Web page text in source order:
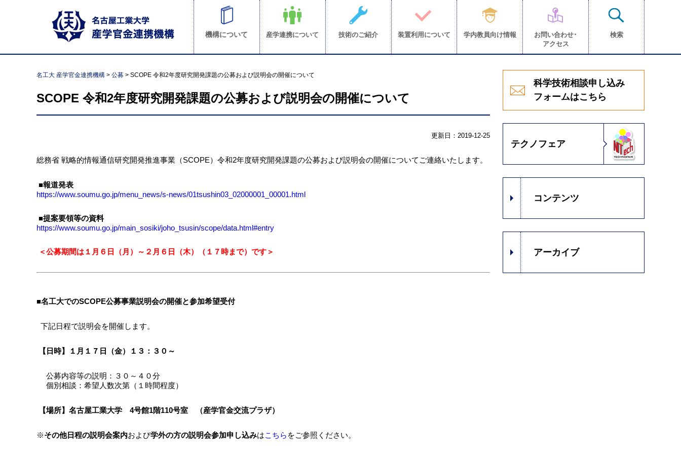
機構について 産学連携について 技術のご紹介 装置利用について 学内教員向け情報
お問い合わせ･
アクセス
検索
名工大 産学官金連携機構 > 公募 > SCOPE 令和2年度研究開発課題の公募および説明会の開催について
SCOPE 令和2年度研究開発課題の公募および説明会の開催について
更新日：2019-12-25
総務省 戦略的情報通信研究開発推進事業（SCOPE）令和2年度研究開発課題の公募および説明会の開催についてご連絡いたします。
■報道発表
https://www.soumu.go.jp/menu_news/s-news/01tsushin03_02000001_00001.html
■提案要領等の資料
https://www.soumu.go.jp/main_sosiki/joho_tsusin/scope/data.html#entry
＜公募期間は１月６日（月）～２月６ 日（木）（１７時まで）です＞
■名工大でのSCOPE公募事業説明会の開催と参加希望受付
下記日程で説明会を開催します。
【日時】１月１７日（金）１３：３０～
公募内容等の説明：３０～４０分
個別相談：希望人数次第（１時間程度）
【場所】名古屋工業大学 4号館1階110号室 （産学官金交流プラザ）
※その他日程の説明会案内および学外の方の説明会参加申し込みはこちら をご参照ください。
科学技術相談申し込み
フォームはこちら
テクノフェア
コンテンツ
アーカイブ